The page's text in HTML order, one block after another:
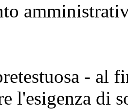
- al
l'esigenza di